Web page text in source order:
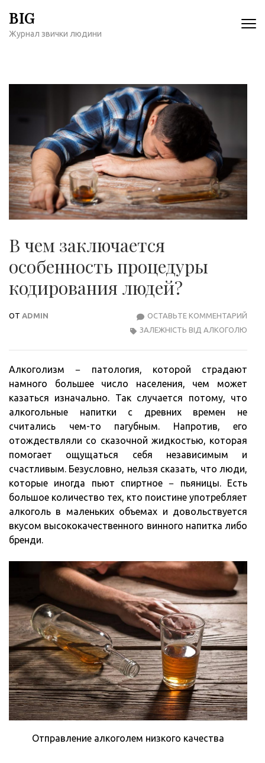
содержимому
BIG
Журнал звички людини
В чем заключается
особенность процедуры
кодирования людей?
ОТ ADMIN ОСТАВЬТЕ КОММЕНТАРИЙ
ЗАЛЕЖНІСТЬ ВІД АЛКОГОЛЮ
Алкоголизм − патология, которой страдают
намного большее число населения, чем может
казаться изначально. Так случается потому, что
алкогольные напитки с древних времен не
считались чем-то пагубным. Напротив, его
отождествляли со сказочной жидкостью, которая
помогает ощущаться себя независимым и
счастливым. Безусловно, нельзя сказать, что люди,
которые иногда пьют спиртное − пьяницы. Есть
большое количество тех, кто поистине употребляет
алкоголь в маленьких объемах и довольствуется
вкусом высококачественного винного напитка либо
бренди.
Отправление алкоголем низкого качества